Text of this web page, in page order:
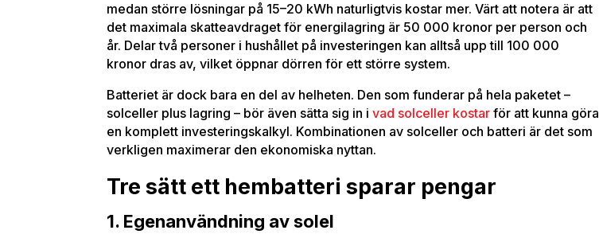
medan större lösningar på 15–20 kWh naturligtvis kostar mer. Värt att notera är att
det maximala skatteavdraget för energilagring är 50 000 kronor per person och
år. Delar två personer i hushållet på investeringen kan alltså upp till 100 000
kronor dras av, vilket öppnar dörren för ett större system.
Batteriet är dock bara en del av helheten. Den som funderar på hela paketet –
solceller plus lagring – bör även sätta sig in ivad solceller kostar för att kunna göra
en komplett investeringskalkyl. Kombinationen av solceller och batteri är det som
verkligen maximerar den ekonomiska nyttan.
Tre sätt ett hembatteri sparar pengar
1. Egenanvändning av solel